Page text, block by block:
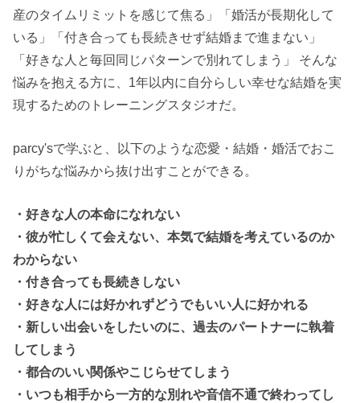
産のタイムリミットを感じて焦る」「婚活が長期化して
いる」「付き合っても長続きせず結婚まで進まない」
「好きな人と毎回同じパターンで別れてしまう」 そんな
悩みを抱える方に、1年以内に自分らしい幸せな結婚を実
現するためのトレーニングスタジオだ。
parcy'sで学ぶと、以下のような恋愛・結婚・婚活でおこ
りがちな悩みから抜け出すことができる。
・好きな人の本命になれない
・彼が忙しくて会えない、本気で結婚を考えているのか
わからない
・付き合っても長続きしない
・好きな人には好かれずどうでもいい人に好かれる
・新しい出会いをしたいのに、過去のパートナーに執着
してしまう
・都合のいい関係やこじらせてしまう
・いつも相手から一方的な別れや音信不通で終わってし